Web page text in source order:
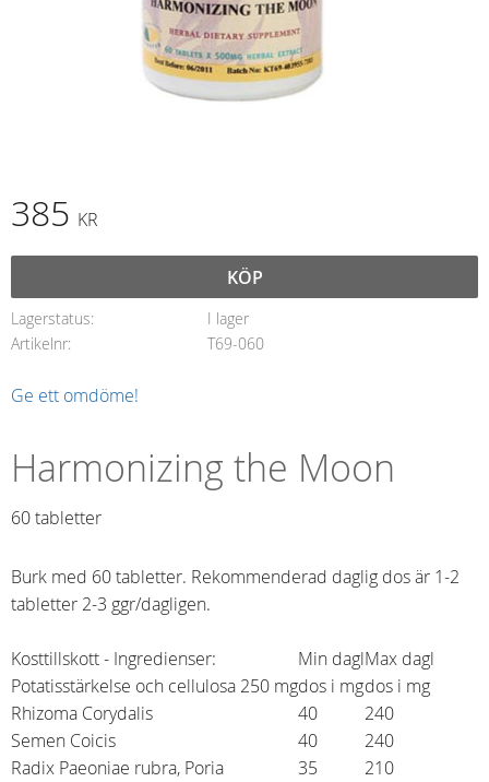
385 KR
KÖP
Lagerstatus
I lager
Artikelnr
T69-060
Ge ett omdöme!
Harmonizing the Moon
60 tabletter
Burk med 60 tabletter. Rekommenderad daglig dos är 1-2
tabletter 2-3 ggr/dagligen.
Kosttillskott - Ingredienser: Min daglMax dagl
Potatisstärkelse och cellulosa 250 mgdos i mgdos i mg
Rhizoma Corydalis
40
240
Semen Coicis
40
240
Radix Paeoniae rubra, Poria
35
210